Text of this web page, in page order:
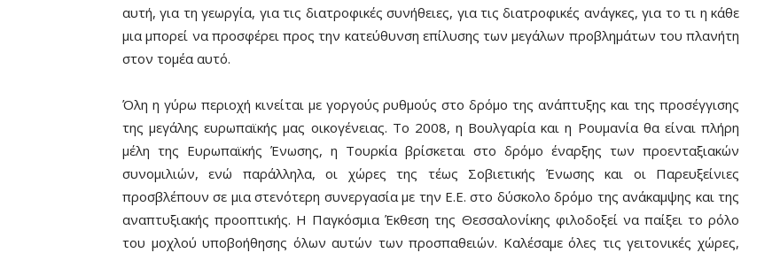
αυτή, για τη γεωργία, για τις διατροφικές συνήθειες, για τις διατροφικές ανάγκες, για το τι η κάθε
μια μπορεί να προσφέρει προς την κατεύθυνση επίλυσης των μεγάλων προβλημάτων του πλανήτη
στον τομέα αυτό.
Όλη η γύρω περιοχή κινείται με γοργούς ρυθμούς στο δρόμο της ανάπτυξης και της προσέγγισης
της μεγάλης ευρωπαϊκής μας οικογένειας. Το 2008, η Βουλγαρία και η Ρουμανία θα είναι πλήρη
μέλη της Ευρωπαϊκής Ένωσης, η Τουρκία βρίσκεται στο δρόμο έναρξης των προενταξιακών
συνομιλιών, ενώ παράλληλα, οι χώρες της τέως Σοβιετικής Ένωσης και οι Παρευξείνιες
προσβλέπουν σε μια στενότερη συνεργασία με την Ε.Ε. στο δύσκολο δρόμο της ανάκαμψης και της
αναπτυξιακής προοπτικής. Η Παγκόσμια Έκθεση της Θεσσαλονίκης φιλοδοξεί να παίξει το ρόλο
του μοχλού υποβοήθησης όλων αυτών των προσπαθειών. Καλέσαμε όλες τις γειτονικές χώρες,